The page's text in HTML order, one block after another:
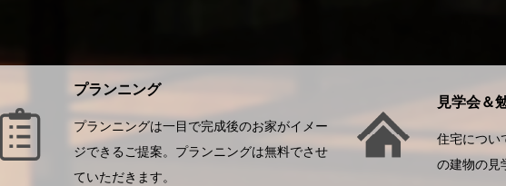
プランニング
プランニングは一目で完成後のお家がイメー
ジできるご提案。プランニングは無料でさせ
ていただきます。
見学会＆
住宅につい
の建物の見